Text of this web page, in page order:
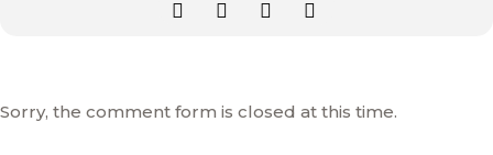
Sorry, the comment form is closed at this time.